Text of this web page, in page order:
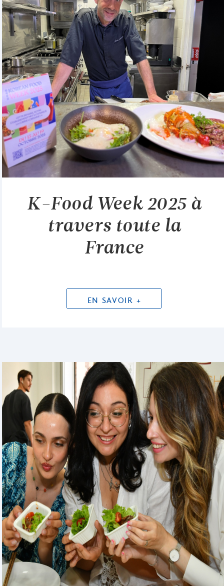
K-Food Week 2025 à
travers toute la
France
EN SAVOIR +